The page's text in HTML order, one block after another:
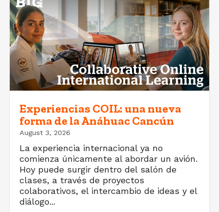
Experiencias COIL: una nueva
forma de la Anáhuac Cancún
August 3, 2026
La experiencia internacional ya no
comienza únicamente al abordar un avión.
Hoy puede surgir dentro del salón de
clases, a través de proyectos
colaborativos, el intercambio de ideas y el
diálogo...